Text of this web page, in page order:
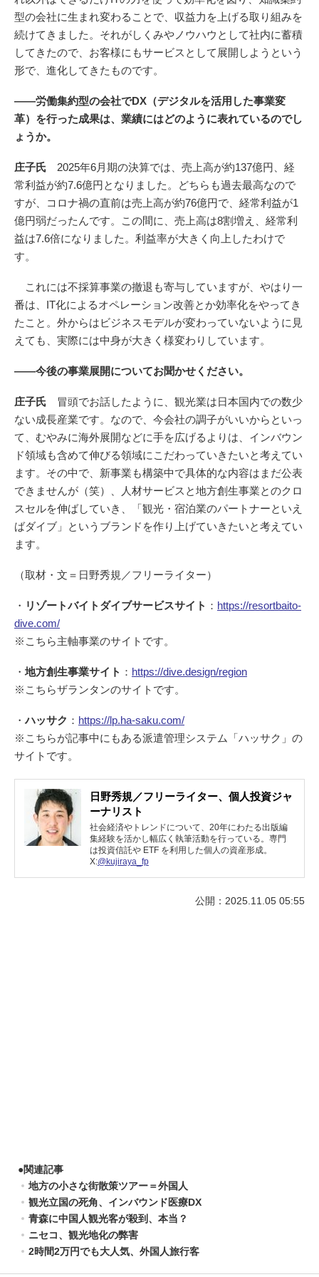
型の会社に生まれ変わることで、収益力を上げる取り組みを
続けてきました。それがしくみやノウハウとして社内に蓄積
してきたので、お客様にもサービスとして展開しようという
形で、進化してきたものです。
――労働集約型の会社でDX（デジタルを活用した事業変
革）を行った成果は、業績にはどのように表れているのでし
ょうか。
庄子氏 2025年6月期の決算では、売上高が約137億円、経
常利益が約7.6億円となりました。どちらも過去最高なので
すが、コロナ禍の直前は売上高が約76億円で、経常利益が1
億円弱だったんです。この間に、売上高は8割増え、経常利
益は7.6倍になりました。利益率が大きく向上したわけで
す。
これには不採算事業の撤退も寄与していますが、やはり一
番は、IT化によるオペレーション改善とか効率化をやってき
たこと。外からはビジネスモデルが変わっていないように見
えても、実際には中身が大きく様変わりしています。
――今後の事業展開についてお聞かせください。
庄子氏 冒頭でお話したように、観光業は日本国内での数少
ない成長産業です。なので、今会社の調子がいいからといっ
て、むやみに海外展開などに手を広げるよりは、インバウン
ド領域も含めて伸びる領域にこだわっていきたいと考えてい
ます。その中で、新事業も構築中で具体的な内容はまだ公表
できませんが（笑）、人材サービスと地方創生事業とのクロ
スセルを伸ばしていき、「観光・宿泊業のパートナーといえ
ばダイブ」というブランドを作り上げていきたいと考えてい
ます。
（取材・文＝日野秀規／フリーライター）
・ リゾートバイトダイブサービスサイト ： https://resortbaito-
dive.com/
※こちら主軸事業のサイトです。
・ 地方創生事業サイト ： https://dive.design/region
※こちらザランタンのサイトです。
・ハッサク ： https://lp.ha-saku.com/
※こちらが記事中にもある派遣管理システム「ハッサク」の
サイトです。
日野秀規／フリーライター、個人投資ジャ
ーナリスト
社会経済やトレンドについて、20年にわたる出版編
集経験を活かし幅広く執筆活動を行っている。専門
は投資信託や ETF を利用した個人の資産形成。
X:@kujiraya_fp
公開：2025.11.05 05:55
●関連記事
地方の小さな街散策ツアー＝外国人
観光⽴国の死⾓、インバウンド医療DX
青森に中国人観光客が殺到、本当？
ニセコ、観光地化の弊害
2時間2万円でも大人気、外国人旅行客